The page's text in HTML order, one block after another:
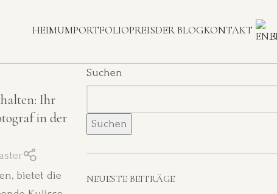
HEIMUMPORTFOLIOPREISDER BLOGKONTAKT
Ihr
in der
bietet die
Suchen
Suchen
NEUESTE BEITRÄGE